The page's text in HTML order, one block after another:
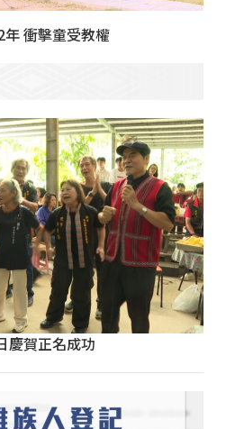
衝擊童受教權
慶賀正名成功